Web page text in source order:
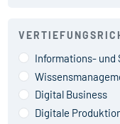
Informations-
Digital Business
Digitale